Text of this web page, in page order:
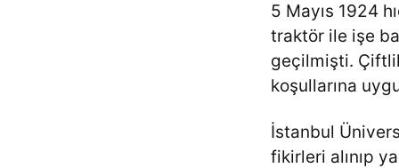
5 Mayıs 1924
traktör ile işe
geçilmişti.
koşullarına
İstanbul
fikirleri alınıp